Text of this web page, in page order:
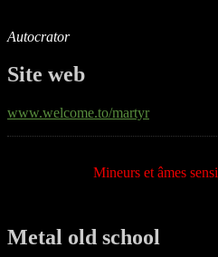
Autocrator
Site web
www.welcome.to/martyr
Mineurs et âmes
Metal old school